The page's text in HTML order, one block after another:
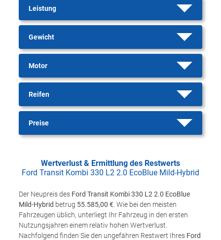
Leistung
Gewicht
Motor
Reifen
Preise
Wertverlust & Ermittlung des Restwerts
Ford Transit Kombi 330 L2 2.0 EcoBlue Mild-Hybrid
Der Neupreis des Ford Transit Kombi 330 L2 2.0 EcoBlue
Mild-Hybrid betrug 55.585,00 € . Wie bei den meisten
Fahrzeugen üblich, unterliegt Ihr Fahrzeug in den ersten
Nutzungsjahren einem relativ hohen Wertverlust.
Nachfolgend finden Sie den ungefähren Restwert Ihres Ford